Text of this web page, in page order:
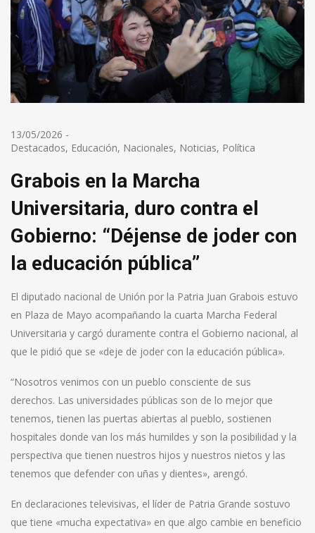
13/05/2026 -
Destacados, Educación, Nacionales, Noticias, Política
Grabois en la Marcha
Universitaria, duro contra el
Gobierno: “Déjense de joder con
la educación pública”
El diputado nacional de Unión por la Patria Juan Grabois estuvo
en Plaza de Mayo acompañando la cuarta Marcha Federal
Universitaria y cargó duramente contra el Gobierno nacional, al
que le pidió que se «deje de joder con la educación pública».
“Nosotros venimos con un pueblo consciente de sus
derechos. Las universidades públicas son de lo mejor que
tenemos, tienen las puertas abiertas al pueblo, sostienen
hospitales donde van los más humildes y son la posibilidad y la
perspectiva que tienen nuestros hijos y nuestros nietos y las
tenemos que defender con uñas y dientes», arengó.
En declaraciones televisivas, el líder de Patria Grande sostuvo
que tiene «mucha expectativa» en que algo cambie en beneficio